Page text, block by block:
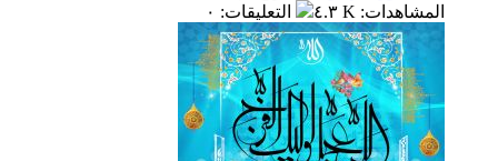
المشاهدات: ٤.٣ K التعليقات: ٠